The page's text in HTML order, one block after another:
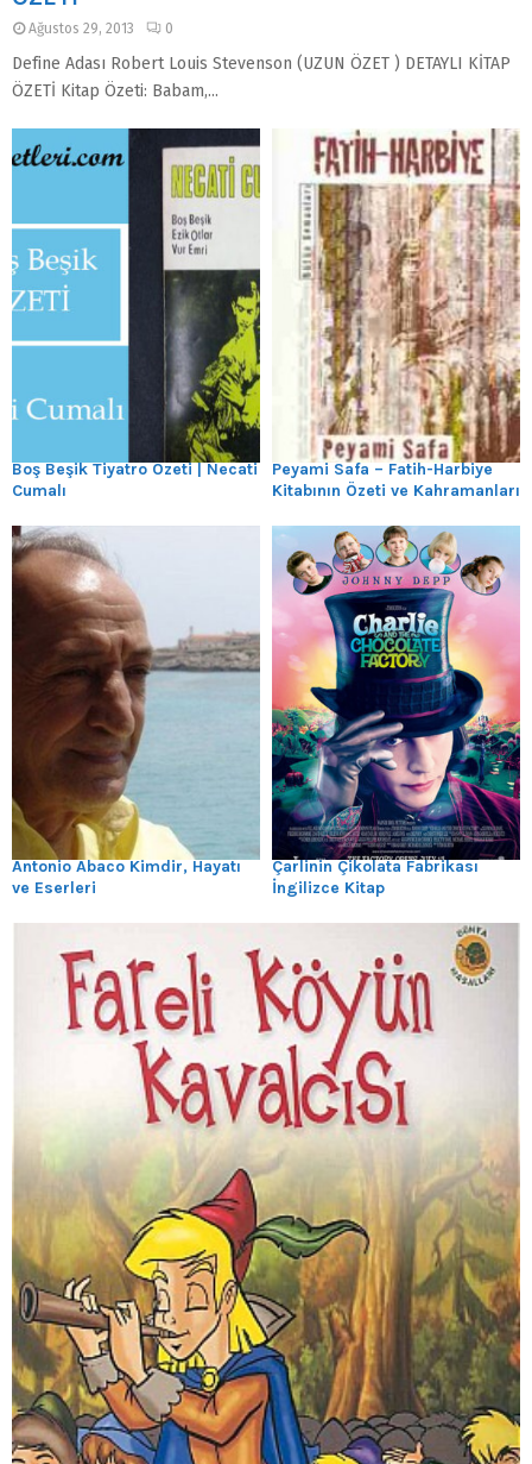
Ağustos 29, 2013 0
Define Adası Robert Louis Stevenson (UZUN ÖZET ) DETAYLI KİTAP
ÖZETİ Kitap Özeti: Babam,...
Boş Beşik Tiyatro Özeti | Necati
Cumalı
Peyami Safa – Fatih-Harbiye
Kitabının Özeti ve Kahramanları
Antonio Abaco Kimdir, Hayatı
ve Eserleri
Çarlinin Çikolata Fabrikası
İngilizce Kitap